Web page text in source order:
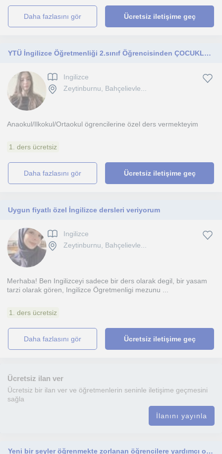
daha fazlasını gör Ücretsiz iletişime geç
YTÜ İngilizce Öğretmenliği 2.sınıf Öğrencisinden ÇOCUKLARA ÖZEL DERS
Ingilizce
Zeytinburnu, Bahçelievle...
Anaokul/Ilkokul/Ortaokul ögrencilerine özel ders vermekteyim
1. ders ücretsiz
daha fazlasını gör Ücretsiz iletişime geç
Uygun fiyatlı özel İngilizce dersleri veriyorum
Ingilizce
Zeytinburnu, Bahçelievle...
Merhaba! Ben Ingilizceyi sadece bir ders olarak degil, bir yasam
tarzi olarak gören, Ingilizce Ögretmenligi mezunu ...
1. ders ücretsiz
daha fazlasını gör Ücretsiz iletişime geç
Ücretsiz ilan ver
Ücretsiz bir ilan ver ve öğretmenlerin seninle iletişime geçmesini
sağla
İlanını yayınla
Yeni bir şeyler öğrenmekte zorlanan öğrencilere yardımcı oluyorum ve kendi bildiğim bir konuyu ona kolay olacak şekilde anlatıyoru